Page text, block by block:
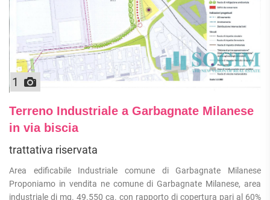
CASE
INDIPENDENTI
LOFT
MANSARDE
VILLE
CASALI
COMMERCIALI
TERRENI
AGRICOLI
COMMERCIALI
INDUSTRIALI
VILLE DI LUSSO
VILLE CON GIARDINO
VILLETTE A SCHIERA
IMMOBILI IN AFFITTO
RESIDENZIALI
APPARTAMENTI
COMMERCIALI
CAPANNONI
RICERCHE
FREQUENTI
1
Terreno Industriale a Garbagnate Milanese
in via biscia
trattativa riservata
Area edificabile Industriale comune di Garbagnate Milanese
Proponiamo in vendita ne comune di Garbagnate Milanese, area
industriale di mq. 49.550 ca. con rapporto di copertura pari al 60%